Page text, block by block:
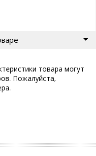
товара могут
Пожалуйста,